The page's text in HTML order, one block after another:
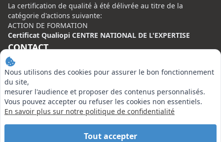
Nous utilisons des cookies pour assurer le bon fonctionnement
du site,
mesurer l'audience et proposer des contenus personnalisés.
Vous pouvez accepter ou refuser les cookies non essentiels.
En savoir plus sur notre politique de confidentialité
Tout accepter
La certification de qualité à été délivrée au titre de la
catégorie d'actions suivante:
ACTION DE FORMATION
Certificat Qualiopi CENTRE NATIONAL DE L'EXPERTISE
CONTACT
Centre National de l’Expertise (CNE)
20 rue Henri Regnault, 75008 Paris
N°VERT : 0800 00 80 89